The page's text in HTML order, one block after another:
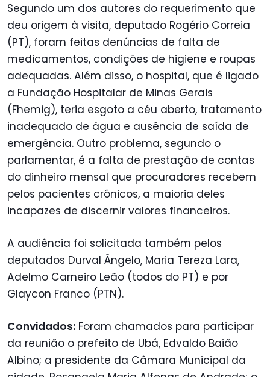
Segundo um dos autores do requerimento que
deu origem à visita, deputado Rogério Correia
(PT), foram feitas denúncias de falta de
medicamentos, condições de higiene e roupas
adequadas. Além disso, o hospital, que é ligado
a Fundação Hospitalar de Minas Gerais
(Fhemig), teria esgoto a céu aberto, tratamento
inadequado de água e ausência de saída de
emergência. Outro problema, segundo o
parlamentar, é a falta de prestação de contas
do dinheiro mensal que procuradores recebem
pelos pacientes crônicos, a maioria deles
incapazes de discernir valores financeiros.
A audiência foi solicitada também pelos
deputados Durval Ângelo, Maria Tereza Lara,
Adelmo Carneiro Leão (todos do PT) e por
Glaycon Franco (PTN).
Convidados: Foram chamados para participar
da reunião o prefeito de Ubá, Edvaldo Baião
Albino; a presidente da Câmara Municipal da